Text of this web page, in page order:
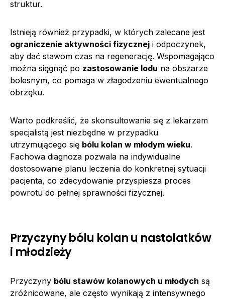
struktur.
Istnieją również przypadki, w których zalecane jest
ograniczenie aktywności fizycznej i odpoczynek,
aby dać stawom czas na regenerację. Wspomagająco
można sięgnąć po zastosowanie lodu na obszarze
bolesnym, co pomaga w złagodzeniu ewentualnego
obrzęku.
Warto podkreślić, że skonsultowanie się z lekarzem
specjalistą jest niezbędne w przypadku
utrzymującego się bólu kolan w młodym wieku.
Fachowa diagnoza pozwala na indywidualne
dostosowanie planu leczenia do konkretnej sytuacji
pacjenta, co zdecydowanie przyspiesza proces
powrotu do pełnej sprawności fizycznej.
Przyczyny bólu kolan u nastolatków
i młodzieży
Przyczyny bólu stawów kolanowych u młodych są
zróżnicowane, ale często wynikają z intensywnego